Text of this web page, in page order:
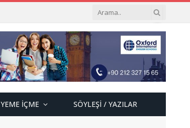
YEME İÇME SÖYLEŞI / YAZILAR